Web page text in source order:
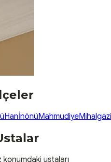
HanİnönüMahmudiyeMihalgazi
ustaları